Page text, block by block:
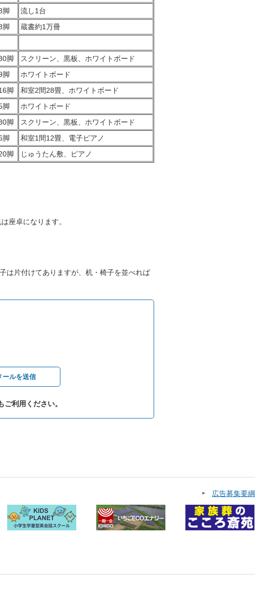
脚
流し1台
脚
蔵書約1万冊
脚
スクリーン、黒板、ホワイトボード
脚
ホワイトボード
脚
和室2間28畳、ホワイトボード
脚
ホワイトボード
脚
スクリーン、黒板、ホワイトボード
脚
和室1間12畳、電子ピアノ
脚 じゅうたん敷、ピアノ
座卓になります。
は片付けてありますが、机・椅子を並べれば
ールを送信
ご利用ください。
広告募集要綱